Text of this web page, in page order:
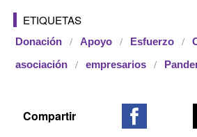
ETIQUETAS
Donación Apoyo Esfuerzo
asociación empresarios